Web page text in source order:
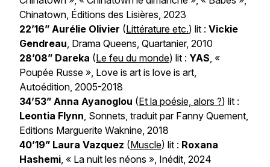
Chinatown, Éditions des Lisières, 2023
22’16” Aurélie Olivier (Littérature etc.) lit : Vickie
Gendreau, Drama Queens, Quartanier, 2010
28’08” Dareka (Le feu du monde) lit : YAS, «
Poupée Russe », Love is art is love is art,
Autoédition, 2005-2018
34’53” Anna Ayanoglou (Et la poésie, alors ?) lit :
Leontia Flynn, Sonnets, traduit par Fanny Quement,
Editions Marguerite Waknine, 2018
40’19” Laura Vazquez (Muscle) lit : Roxana
Hashemi, « La nuit les néons », Inédit, 2024